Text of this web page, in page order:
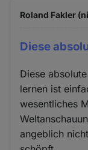
Roland Fakler
Diese
Diese
lernen ist
wesentliches
angeblich